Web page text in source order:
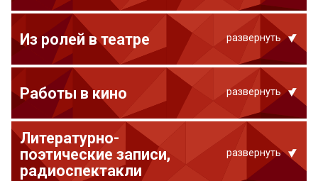
Из ролей в театре развернуть
Работы в кино развернуть
Литературно-
поэтические записи,
радиоспектакли
развернуть